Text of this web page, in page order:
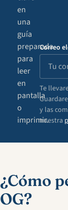
en
una
guía
preparada
para
leer
en
pantalla
o
imprimir.
Correo
Te
y las
nuestra
¿Cómo
OG?